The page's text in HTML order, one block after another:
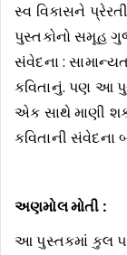
સ્વ વિકાસને
પુસ્તકોનો સમૂહ
સંવેદના :
કવિતાનું. પણ આ
એક સાથે માણી
કવિતાની સંવેદના
અણમોલ મોતી :
આ પુસ્તકમાં કુલ